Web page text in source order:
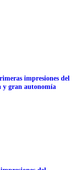
impresiones del
y gran autonomía